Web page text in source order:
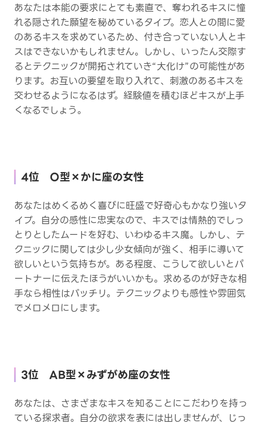
あなたは本能の要求にとても素直で、奪われるキスに憧
れる隠された願望を秘めているタイプ。恋人との間に愛
のあるキスを求めているため、付き合っていない人とキ
スはできないかもしれません。しかし、いったん交際す
るとテクニックが開拓されていき“大化け”の可能性があ
ります。お互いの要望を取り入れて、刺激のあるキスを
交わせるようになるはず。経験値を積むほどキスが上手
くなるでしょう。
4位 O型×かに座の女性
あなたはめくるめく喜びに旺盛で好奇心もかなり強いタ
イプ。自分の感性に忠実なので、キスでは情熱的でしっ
とりとしたムードを好む、いわゆるキス魔。しかし、テ
クニックに関しては少し少女傾向が強く、相手に導いて
欲しいという気持ちが。ある程度、こうして欲しいとパ
ートナーに伝えたほうがいいかも。求めるのが好きな相
手なら相性はバッチリ。テクニックよりも感性や雰囲気
でメロメロにします。
3位 AB型×みずがめ座の女性
あなたは、さまざまなキスを知ることにこだわりを持っ
ている探求者。自分の欲求を表には出しませんが、じっ